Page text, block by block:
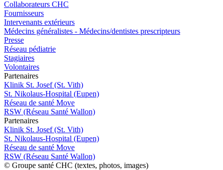
Collaborateurs CHC
Fournisseurs
Intervenants extérieurs
Médecins généralistes - Médecins/dentistes prescripteurs
Presse
Réseau pédiatrie
Stagiaires
Volontaires
Partenaires
Klinik St. Josef (St. Vith)
St. Nikolaus-Hospital (Eupen)
Réseau de santé Move
RSW (Réseau Santé Wallon)
Partenaires
Klinik St. Josef (St. Vith)
St. Nikolaus-Hospital (Eupen)
Réseau de santé Move
RSW (Réseau Santé Wallon)
© Groupe santé CHC (textes, photos, images)